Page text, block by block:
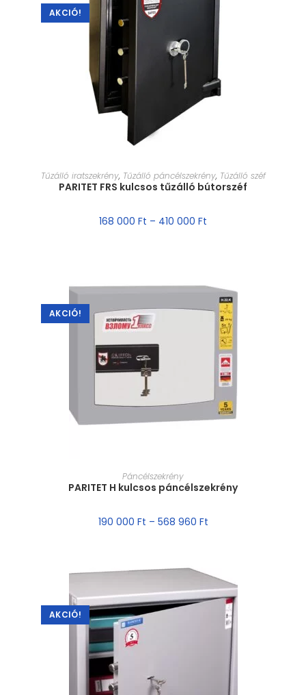
AKCIÓ!
MÉRET VÁLASZTÁSA
Tűzálló iratszekrény, Tűzálló páncélszekrény, Tűzálló széf
PARITET FRS kulcsos tűzálló bútorszéf
168 000 Ft – 410 000 Ft
AKCIÓ!
MÉRET VÁLASZTÁSA
Páncélszekrény
PARITET H kulcsos páncélszekrény
190 000 Ft – 568 960 Ft
AKCIÓ!